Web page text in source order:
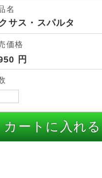
名
サス・スパルタ
価格
円
カートに入れる